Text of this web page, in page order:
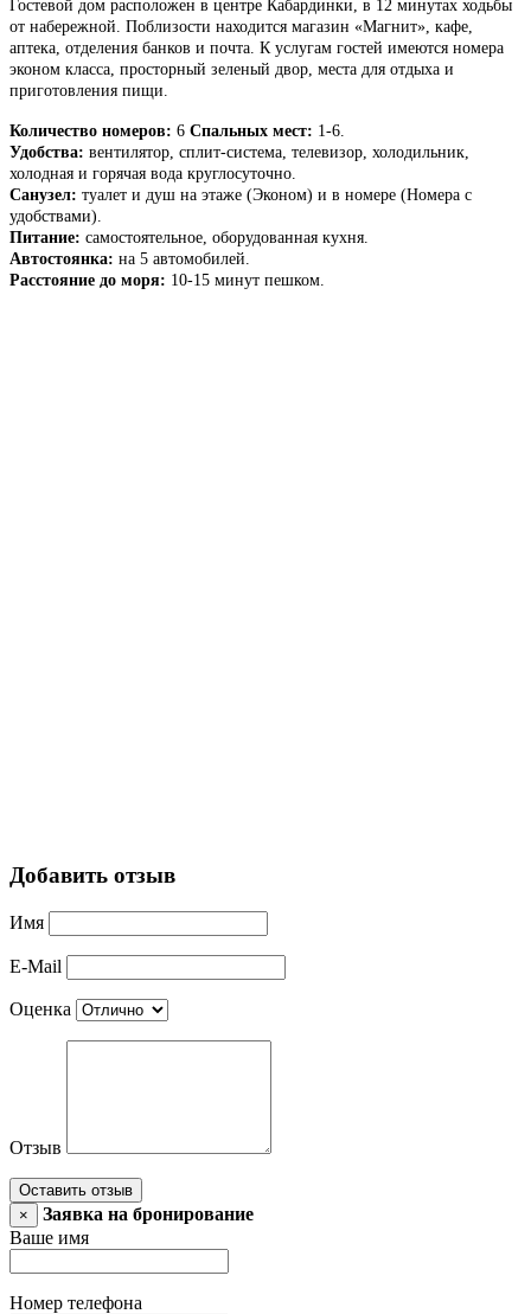
Гостевой дом расположен в центре Кабардинки, в 12 минутах ходьбы
от набережной. Поблизости находится магазин «Магнит», кафе,
аптека, отделения банков и почта. К услугам гостей имеются номера
эконом класса, просторный зеленый двор, места для отдыха и
приготовления пищи.
Количество номеров: 6 Спальных мест: 1-6.
Удобства: вентилятор, сплит-система, телевизор, холодильник,
холодная и горячая вода круглосуточно.
Санузел: туалет и душ на этаже (Эконом) и в номере (Номера с
удобствами).
Питание: самостоятельное, оборудованная кухня.
Автостоянка: на 5 автомобилей.
Расстояние до моря: 10-15 минут пешком.
Добавить отзыв
Имя
E-Mail
Оценка
Отзыв
Оставить отзыв
×
Заявка на бронирование
Ваше имя
Номер телефона